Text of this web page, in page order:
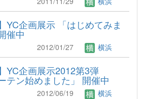
YC企画展示 「はじめてみま
催中
2012/01/27 横浜
YC企画展示2012第3弾
テン始めました」 開催中
2012/06/19 横浜